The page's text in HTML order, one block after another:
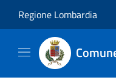
Regione Lombardia